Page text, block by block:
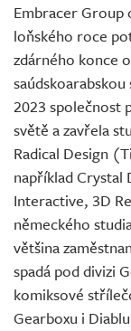
Embracer Group
loňského roce
zdárného konce
2023 společnost
světě a zavřela
Radical Design
například
Interactive, 3D
německého
většina
spadá pod divizi
komiksové
Gearboxu i